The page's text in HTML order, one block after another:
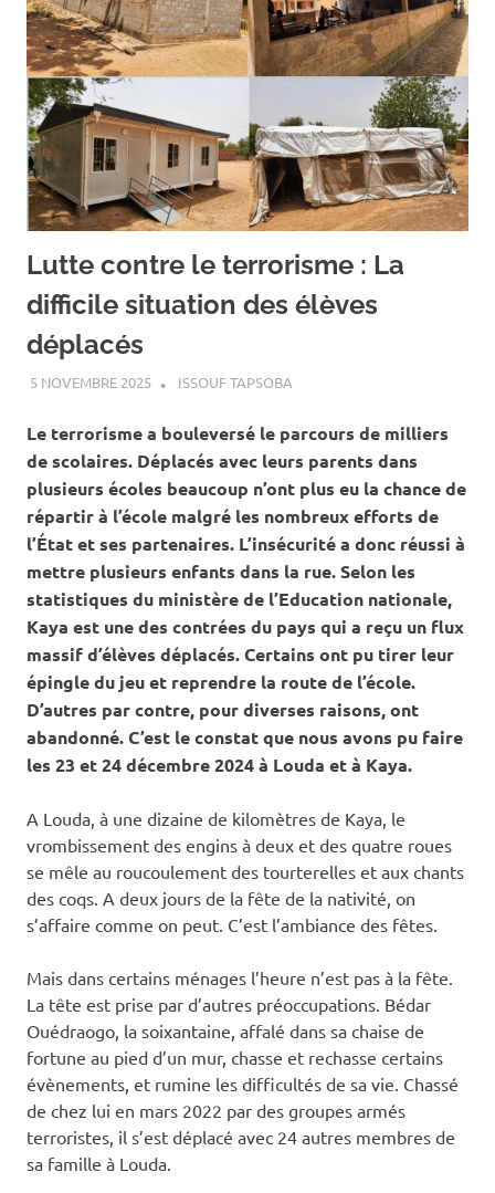
Lutte contre le terrorisme : La
difficile situation des élèves
déplacés
5 NOVEMBRE 2025 ISSOUF TAPSOBA
Le terrorisme a bouleversé le parcours de milliers
de scolaires. Déplacés avec leurs parents dans
plusieurs écoles beaucoup n’ont plus eu la chance de
répartir à l’école malgré les nombreux efforts de
l’État et ses partenaires. L’insécurité a donc réussi à
mettre plusieurs enfants dans la rue. Selon les
statistiques du ministère de l’Education nationale,
Kaya est une des contrées du pays qui a reçu un flux
massif d’élèves déplacés. Certains ont pu tirer leur
épingle du jeu et reprendre la route de l’école.
D’autres par contre, pour diverses raisons, ont
abandonné. C’est le constat que nous avons pu faire
les 23 et 24 décembre 2024 à Louda et à Kaya.
A Louda, à une dizaine de kilomètres de Kaya, le
vrombissement des engins à deux et des quatre roues
se mêle au roucoulement des tourterelles et aux chants
des coqs. A deux jours de la fête de la nativité, on
s’affaire comme on peut. C’est l’ambiance des fêtes.
Mais dans certains ménages l’heure n’est pas à la fête.
La tête est prise par d’autres préoccupations. Bédar
Ouédraogo, la soixantaine, affalé dans sa chaise de
fortune au pied d’un mur, chasse et rechasse certains
évènements, et rumine les difficultés de sa vie. Chassé
de chez lui en mars 2022 par des groupes armés
terroristes, il s’est déplacé avec 24 autres membres de
sa famille à Louda.